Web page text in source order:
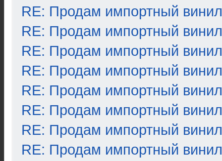
RE: Продам импортный винил
RE: Продам импортный винил
RE: Продам импортный винил
RE: Продам импортный винил
RE: Продам импортный винил
RE: Продам импортный винил
RE: Продам импортный винил
RE: Продам импортный винил